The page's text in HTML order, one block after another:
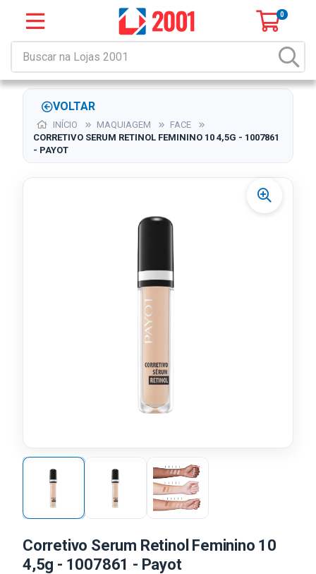
0
VOLTAR
INÍCIO MAQUIAGEM
FACE
CORRETIVO SERUM RETINOL FEMININO 10 4,5G - 1007861
- PAYOT
Corretivo Serum Retinol Feminino 10
4,5g - 1007861 - Payot